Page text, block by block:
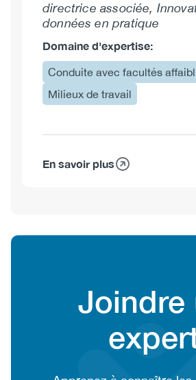
directrice associée,
données en pratique
Domaine d'expertise:
Conduite avec facultés
Milieux de travail
En savoir plus
sur
Heading
Joindre